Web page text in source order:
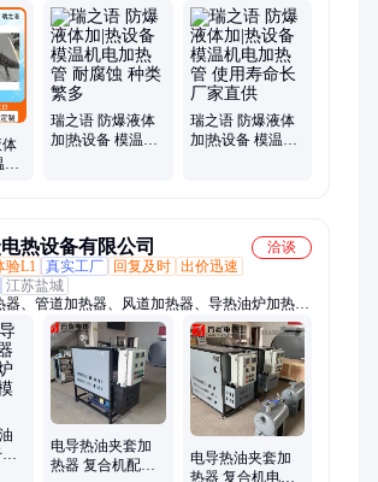
加热管、管道加热器、空气加热器、加热管、ptc
铝加热器、陶瓷加热器、翅片加热管、网带炉、
管
瑞之语 防爆液体
加|热设备 模温机
瑞之语 防爆液体
加|热设备 模温机
热设备有限公司
洽谈
验L1 真实工厂 回复及时 出价迅速
江苏盐城
器、管道加热器、风道加热器、导热油炉加热
电加热器、防爆加热器、防爆电加热器、井口加
器、电导热油炉、船用加热器、液体加热器、防
热管、气体加热器、电加热设备、烘房加热器、
、工业加热器、压缩空气加热器、熔盐加热器、
热油炉、暖风机
电导热油夹套加
热器 复合机配套
电导热油夹套加
热器 复合机电加